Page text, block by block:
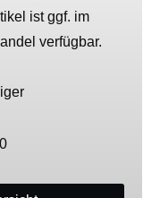
ist ggf. im
verfügbar.